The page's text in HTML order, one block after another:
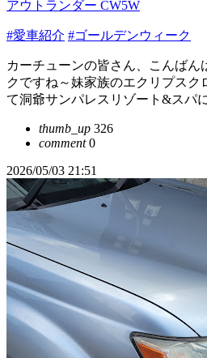
アウトランダー CW5W
#愛車紹介 #ゴールデンウィーク
カーチューンの皆さん、こんばん
クですね～妹家族のエクリプスク
て洞爺サンパレスリゾート&スパ
thumb_up 326
comment0
2026/05/03 21:51